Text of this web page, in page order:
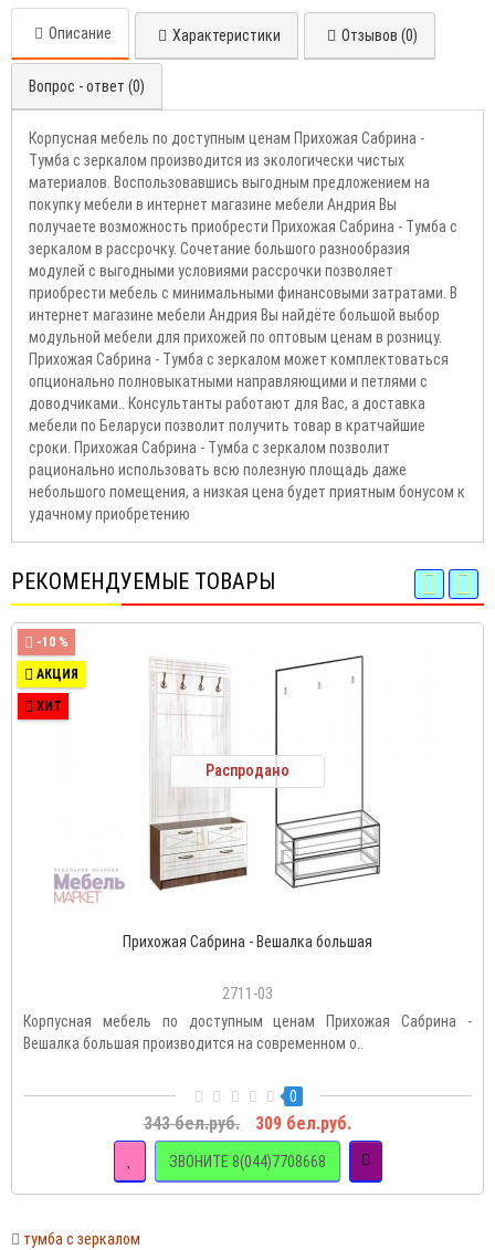
Описание Характеристики Отзывов (0)
Вопрос - ответ (0)
Корпусная мебель по доступным ценам Прихожая Сабрина -
Тумба с зеркалом производится из экологически чистых
материалов. Воспользовавшись выгодным предложением на
покупку мебели в интернет магазине мебели Андрия Вы
получаете возможность приобрести Прихожая Сабрина - Тумба с
зеркалом в рассрочку. Сочетание большого разнообразия
модулей с выгодными условиями рассрочки позволяет
приобрести мебель с минимальными финансовыми затратами. В
интернет магазине мебели Андрия Вы найдёте большой выбор
модульной мебели для прихожей по оптовым ценам в розницу.
Прихожая Сабрина - Тумба с зеркалом может комплектоваться
опционально полновыкатными направляющими и петлями с
доводчиками.. Консультанты работают для Вас, а доставка
мебели по Беларуси позволит получить товар в кратчайшие
сроки. Прихожая Сабрина - Тумба с зеркалом позволит
рационально использовать всю полезную площадь даже
небольшого помещения, а низкая цена будет приятным бонусом к
удачному приобретению
РЕКОМЕНДУЕМЫЕ ТОВАРЫ
-10 %
АКЦИЯ
ХИТ
Распродано
Прихожая Сабрина - Вешалка большая
2711-03
Корпусная мебель по доступным ценам Прихожая Сабрина -
Вешалка большая производится на современном о..
0
343 бел.руб. 309 бел.руб.
ЗВОНИТЕ 8(044)7708668
тумба с зеркалом